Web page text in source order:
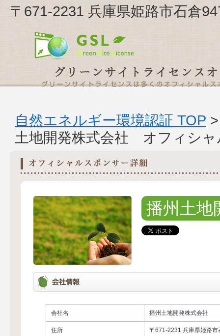
〒671-2231 兵庫県姫路市石倉
自然エネルギー環境認証 TOP
土地開発株式会社 オフィシャ
播州土地
会社名 播州土地開発株式会社
住所 〒671-2231 兵庫県姫路市